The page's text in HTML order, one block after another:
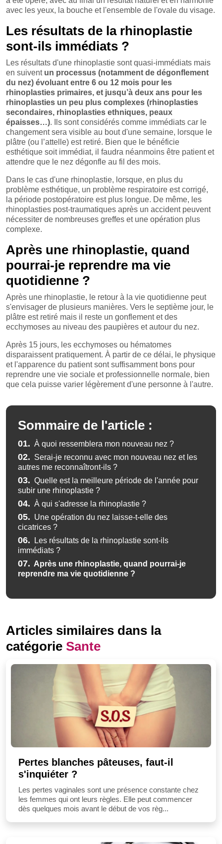
avec les yeux, la bouche et l'ensemble de l'ovale du visage.
Les résultats de la rhinoplastie
sont-ils immédiats ?
Les résultats d'une rhinoplastie sont quasi-immédiats mais
en suivent un processus (notamment de dégonflement
du nez) évoluant entre 6 ou 12 mois pour les
rhinoplasties primaires, et jusqu’à deux ans pour les
rhinoplasties un peu plus complexes (rhinoplasties
secondaires, rhinoplasties ethniques, peaux
épaisses…). Ils sont considérés comme immédiats car le
changement sera visible au bout d'une semaine, lorsque le
plâtre (ou l’attelle) est retiré. Bien que le bénéficie
esthétique soit immédiat, il faudra néanmoins être patient et
attendre que le nez dégonfle au fil des mois.
Dans le cas d'une rhinoplastie, lorsque, en plus du
problème esthétique, un problème respiratoire est corrigé,
la période postopératoire est plus longue. De même, les
rhinoplasties post-traumatiques après un accident peuvent
nécessiter de nombreuses greffes et une opération plus
complexe.
Après une rhinoplastie, quand
pourrai-je reprendre ma vie
quotidienne ?
Après une rhinoplastie, le retour à la vie quotidienne peut
s'envisager de plusieurs manières. Vers le septième jour, le
plâtre est retiré mais il reste un gonflement et des
ecchymoses au niveau des paupières et autour du nez.
Après 15 jours, les ecchymoses ou hématomes
disparaissent pratiquement. À partir de ce délai, le physique
et l'apparence du patient sont suffisamment bons pour
reprendre une vie sociale et professionnelle normale, bien
que cela puisse varier légèrement d'une personne à l'autre.
Sommaire de l'article :
01. À quoi ressemblera mon nouveau nez ?
02. Serai-je reconnu avec mon nouveau nez et les
autres me reconnaîtront-ils ?
03. Quelle est la meilleure période de l'année pour
subir une rhinoplastie ?
04. À qui s'adresse la rhinoplastie ?
05. Une opération du nez laisse-t-elle des
cicatrices ?
06.
Les résultats de la rhinoplastie sont-ils
immédiats ?
07. Après une rhinoplastie, quand pourrai-je
reprendre ma vie quotidienne ?
Articles similaires dans la
catégorie Sante
Pertes blanches pâteuses, faut-il
s'inquiéter ?
Les pertes vaginales sont une présence constante chez
les femmes qui ont leurs règles. Elle peut commencer
dès quelques mois avant le début de vos règ...